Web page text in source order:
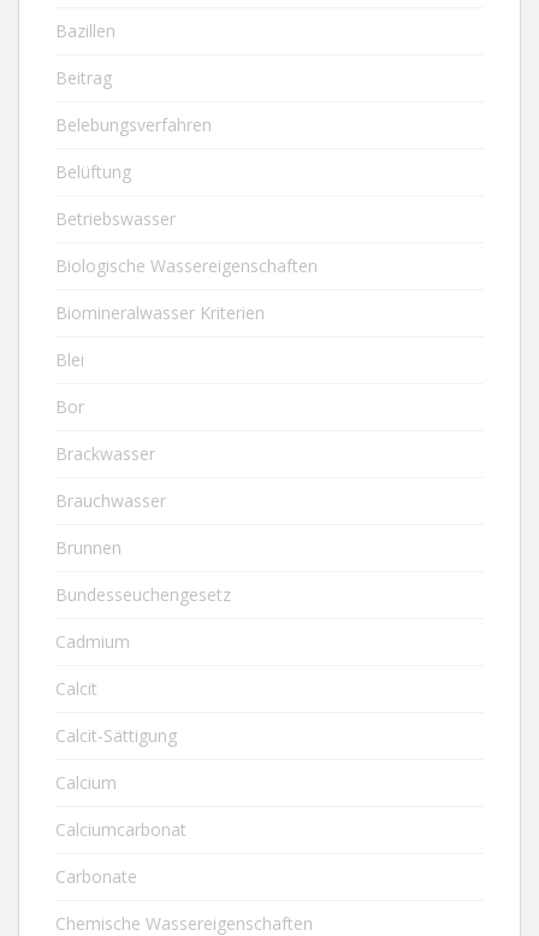
Bazillen
Beitrag
Belebungsverfahren
Belüftung
Betriebswasser
Biologische Wassereigenschaften
Biomineralwasser Kriterien
Blei
Bor
Brackwasser
Brauchwasser
Brunnen
Bundesseuchengesetz
Cadmium
Calcit
Calcit-Sättigung
Calcium
Calciumcarbonat
Carbonate
Chemische Wassereigenschaften